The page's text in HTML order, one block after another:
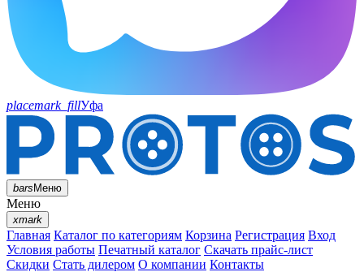
placemark_fillУфа
barsМеню
Меню
xmark
Главная Каталог по категориям Корзина Регистрация Вход
Условия работы Печатный каталог Скачать прайс-лист
Скидки Стать дилером О компании Контакты